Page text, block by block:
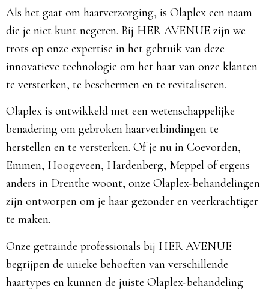
Als het gaat om haarverzorging, is Olaplex een naam
die je niet kunt negeren. Bij HER AVENUE zijn we
trots op onze expertise in het gebruik van deze
innovatieve technologie om het haar van onze klanten
te versterken, te beschermen en te revitaliseren.
Olaplex is ontwikkeld met een wetenschappelijke
benadering om gebroken haarverbindingen te
herstellen en te versterken. Of je nu in Coevorden,
Emmen, Hoogeveen, Hardenberg, Meppel of ergens
anders in Drenthe woont, onze Olaplex-behandelingen
zijn ontworpen om je haar gezonder en veerkrachtiger
te maken.
Onze getrainde professionals bij HER AVENUE
begrijpen de unieke behoeften van verschillende
haartypes en kunnen de juiste Olaplex-behandeling